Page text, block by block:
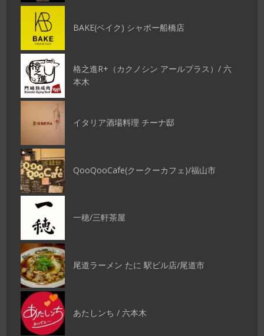
BAKE(ベイク) シャポー船橋店
格之進R+（カクノシン アールプラス）/ 六
本木
イタリア酒場料理 チーナ邸
QooQooCafe(クークーカフェ)/福山市
一穂/三軒茶屋
尾道ラーメン たに 駅ビル店/尾道市
あたしンち / 六本木